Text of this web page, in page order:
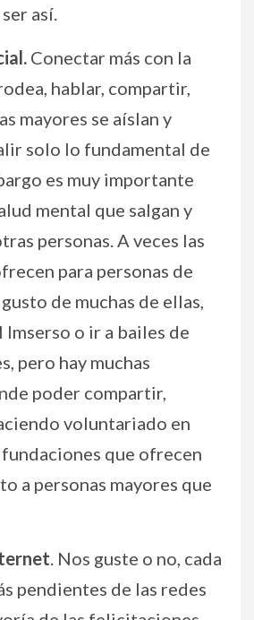
así.
Conectar más con la
hablar, compartir,
mayores se aíslan y
solo lo fundamental de
es muy importante
mental que salgan y
personas. A veces las
para personas de
de muchas de ellas,
Imserso o ir a bailes de
pero hay muchas
poder compartir,
voluntariado en
que ofrecen
a personas mayores que
. Nos guste o no, cada
pendientes de las redes